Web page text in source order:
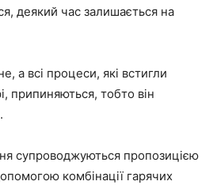
деякий час залишається на
а всі процеси, які встигли
припиняються, тобто він
супроводжуються пропозицією
комбінації гарячих